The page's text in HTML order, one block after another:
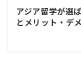
アジア留学が選
とメリット・デ